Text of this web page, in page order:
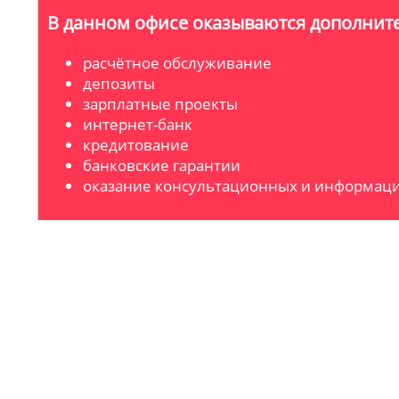
В данном офисе оказываются
расчётное обслуживание
депозиты
зарплатные проекты
интернет-банк
кредитование
банковские гарантии
оказание консультационных и